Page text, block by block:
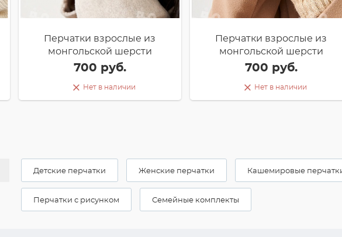
Перчатки взрослые из
монгольской шерсти
700 руб.
Нет в наличии
Перчатки взрослые из
монгольской шерсти
700 руб.
Нет в наличии
Детские перчатки Женские перчатки Кашемировые
Перчатки с рисунком Семейные комплекты